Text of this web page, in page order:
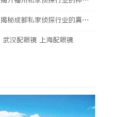
揭秘成都私家侦探行业的真实面貌与专业服务
武汉配眼镜 上海配眼镜